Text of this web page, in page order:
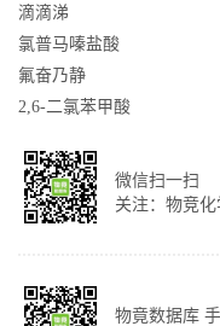
滴滴涕
氯普马嗪盐酸
氟奋乃静
2,6-二氯苯甲酸
微信扫一扫
关注：物竞
物竟数据库